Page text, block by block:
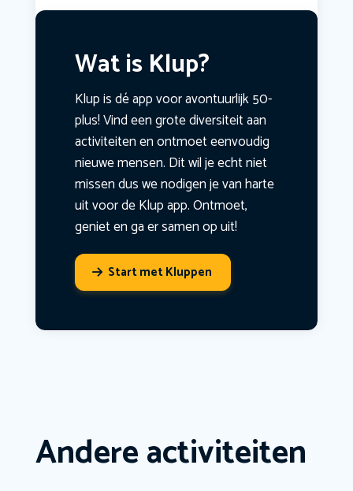
Wat is Klup?
Klup is dé app voor avontuurlijk 50-
plus! Vind een grote diversiteit aan
activiteiten en ontmoet eenvoudig
nieuwe mensen. Dit wil je echt niet
missen dus we nodigen je van harte
uit voor de Klup app. Ontmoet,
geniet en ga er samen op uit!
Start met Kluppen
Andere activiteiten